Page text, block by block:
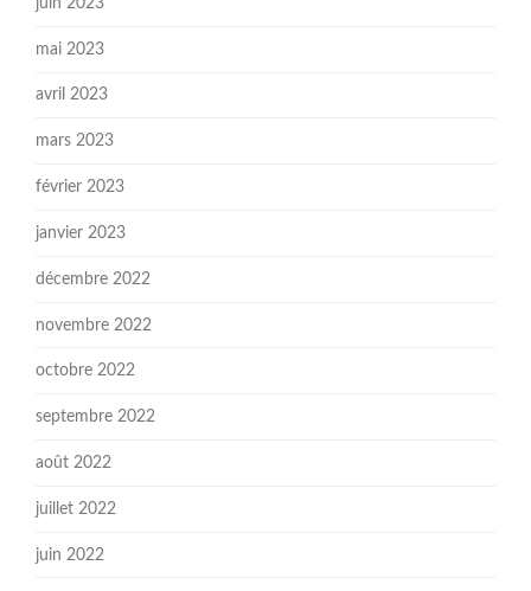
juin 2023
mai 2023
avril 2023
mars 2023
février 2023
janvier 2023
décembre 2022
novembre 2022
octobre 2022
septembre 2022
août 2022
juillet 2022
juin 2022